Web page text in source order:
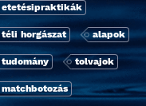
etetésipraktikák
téli horgászat alapok
tudomány tolvajok
matchbotozás